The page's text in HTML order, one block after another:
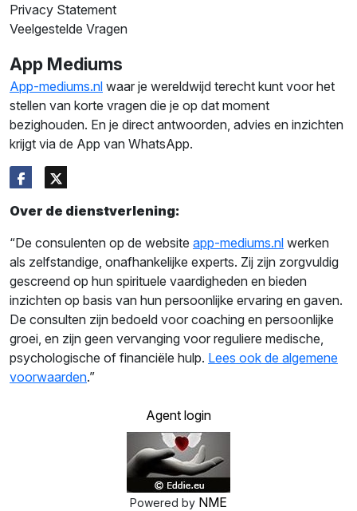
Privacy Statement
Veelgestelde Vragen
App Mediums
App-mediums.nl waar je wereldwijd terecht kunt voor het
stellen van korte vragen die je op dat moment
bezighouden. En je direct antwoorden, advies en inzichten
krijgt via de App van WhatsApp.
Over de dienstverlening:
“De consulenten op de website app-mediums.nl werken
als zelfstandige, onafhankelijke experts. Zij zijn zorgvuldig
gescreend op hun spirituele vaardigheden en bieden
inzichten op basis van hun persoonlijke ervaring en gaven.
De consulten zijn bedoeld voor coaching en persoonlijke
groei, en zijn geen vervanging voor reguliere medische,
psychologische of financiële hulp. Lees ook de algemene
voorwaarden.”
Agent login
Powered by NME